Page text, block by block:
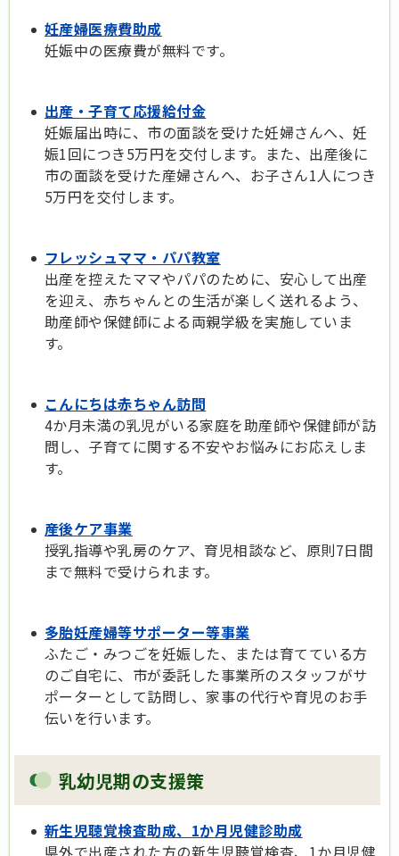
妊産婦医療費助成
妊娠中の医療費が無料です。
出産・子育て応援給付金
妊娠届出時に、市の面談を受けた妊婦さんへ、妊
娠1回につき5万円を交付します。また、出産後に
市の面談を受けた産婦さんへ、お子さん1人につき
5万円を交付します。
フレッシュママ・パパ教室
出産を控えたママやパパのために、安心して出産
を迎え、赤ちゃんとの生活が楽しく送れるよう、
助産師や保健師による両親学級を実施していま
す。
こんにちは赤ちゃん訪問
4か月未満の乳児がいる家庭を助産師や保健師が訪
問し、子育てに関する不安やお悩みにお応えしま
す。
産後ケア事業
授乳指導や乳房のケア、育児相談など、原則7日間
まで無料で受けられます。
多胎妊産婦等サポーター等事業
ふたご・みつごを妊娠した、または育てている方
のご自宅に、市が委託した事業所のスタッフがサ
ポーターとして訪問し、家事の代行や育児のお手
伝いを行います。
乳幼児期の支援策
新生児聴覚検査助成、1か月児健診助成
県外で出産された方の新生児聴覚検査、1か月児健